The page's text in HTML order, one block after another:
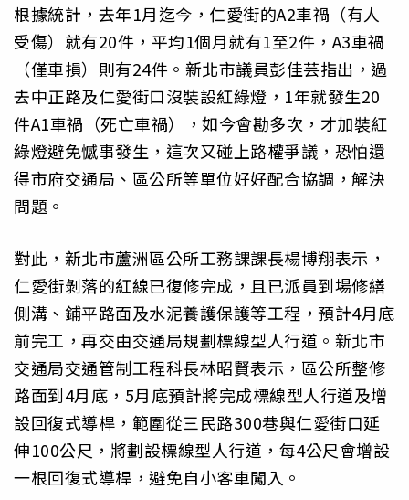
根據統計，去年1月迄今，仁愛街的A2車禍（有人
受傷）就有20件，平均1個月就有1至2件，A3車禍
（僅車損）則有24件。新北市議員彭佳芸指出，過
去中正路及仁愛街口沒裝設紅綠燈，1年就發生20
件A1車禍（死亡車禍），如今會勘多次，才加裝紅
綠燈避免憾事發生，這次又碰上路權爭議，恐怕還
得市府交通局、區公所等單位好好配合協調，解決
問題。
對此，新北市蘆洲區公所工務課課長楊博翔表示，
仁愛街剝落的紅線已復修完成，且已派員到場修繕
側溝、鋪平路面及水泥養護保護等工程，預計4月底
前完工，再交由交通局規劃標線型人行道。新北市
交通局交通管制工程科長林昭賢表示，區公所整修
路面到4月底，5月底預計將完成標線型人行道及增
設回復式導桿，範圍從三民路300巷與仁愛街口延
伸100公尺，將劃設標線型人行道，每4公尺會增設
一根回復式導桿，避免自小客車闖入。